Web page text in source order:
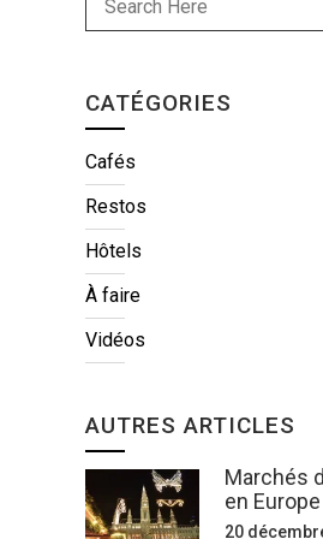
CATÉGORIES
Cafés
Restos
Hôtels
À faire
Vidéos
AUTRES ARTICLES
Marchés
en Europe
20